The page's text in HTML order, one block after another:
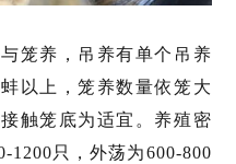
笼养，吊养有单个吊养
以上，笼养数量依笼大
触笼底为适宜。养殖密
1200只，外荡为600-800